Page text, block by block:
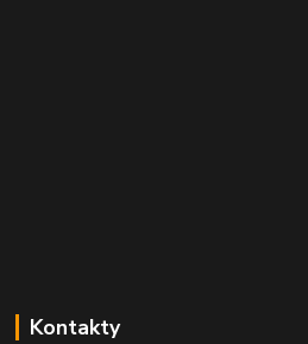
Kontakty